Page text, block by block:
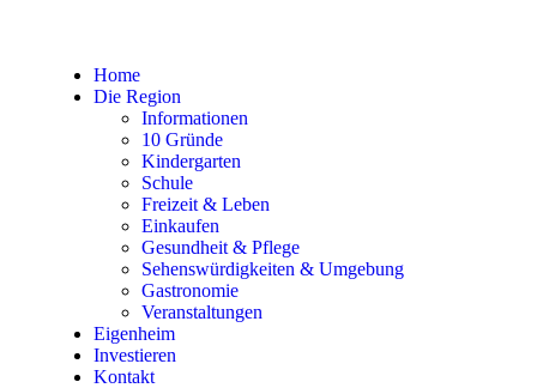
Home
Die Region
Informationen
10 Gründe
Kindergarten
Schule
Freizeit & Leben
Einkaufen
Gesundheit & Pflege
Sehenswürdigkeiten & Umgebung
Gastronomie
Veranstaltungen
Eigenheim
Investieren
Kontakt